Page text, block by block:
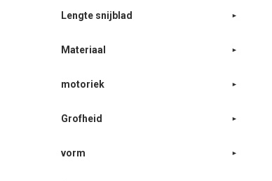
Lengte snijblad
Materiaal
motoriek
Grofheid
vorm